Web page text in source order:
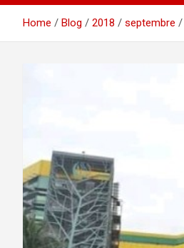
Home Blog 2018 septembre